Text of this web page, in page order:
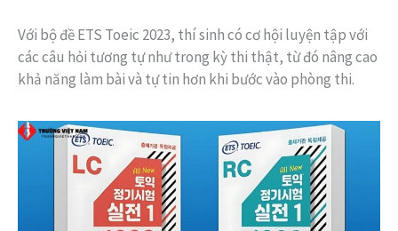
Với bộ đề ETS Toeic 2023, thí sinh có cơ hội luyện tập với
các câu hỏi tương tự như trong kỳ thi thật, từ đó nâng cao
khả năng làm bài và tự tin hơn khi bước vào phòng thi.